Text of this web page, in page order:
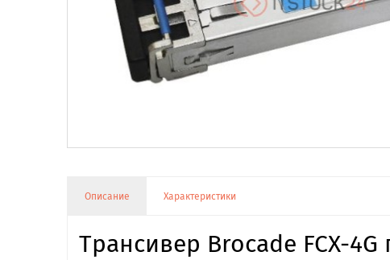
Описание Характеристики
Трансивер Brocade FCX-